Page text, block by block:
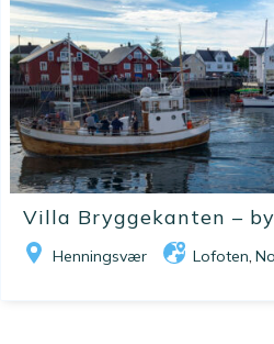
Villa Bryggekanten –
Henningsvær Lofoten,